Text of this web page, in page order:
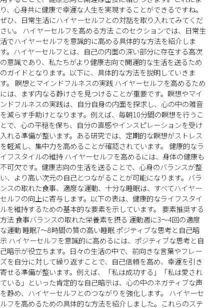
り、心身共に健康で幸運な人生を実現することができるですね。
ぜひ、日常生活にハイヤーセルフとの対話を取り入れてみてくだ
さい。 ハイヤーセルフを高める方法 このセクションでは、日常生
活でハイヤーセルフを意識的に高める具体的な方法を紹介しま
す。ハイヤーセルフとは、自己の内面の深い部分に存在する高次
の意識であり、私たちがより健康志向で開運的な生活を送るため
のガイドとなります。以下に、具体的な方法を説明していきま
す。 瞑想とマインドフルネスの実践 ハイヤーセルフを高めるため
には、まず内なる静けさを見つけることが重要です。瞑想やマイ
ンドフルネスの実践は、自分自身の内面を探求し、心の中の雑音
を減らす手助けとなります。例えば、毎朝10分間の瞑想を行うこ
とで、心の平穏を保ち、自分の直感やインスピレーションを受け
入れる準備が整います。ある研究では、定期的な瞑想がストレス
を軽減し、集中力を高めることが確認されています。 健康的なラ
イフスタイルの維持 ハイヤーセルフを高めるには、身体の健康も
不可欠です。健康志向の生活を送ることで、心身のバランスが整
い、より高い次元の自己とつながることが可能になります。バラ
ンスの取れた食事、適度な運動、十分な睡眠は、すべてハイヤー
セルフの向上に寄与します。以下の表は、健康的なライフスタイ
ルを維持するための基本的な要素を示しています。 要素推奨する
方法 食事バランスの取れた栄養素を摂る 運動週に3〜4回の適度
な運動 睡眠7〜8時間の質の高い睡眠 ポジティブな思考と自己暗
示 ハイヤーセルフを意識的に高めるには、ポジティブな思考と自
己暗示が役立ちます。日々の生活の中で、前向きな言葉やフレー
ズを自分に対して繰り返すことで、自己信頼を高め、幸運を引き
寄せる準備が整います。例えば、「私は成功する」「私は愛され
ている」といった肯定的な自己暗示は、心の中のネガティブな声
を静め、ハイヤーセルフとのつながりを強化します。 ハイヤーセ
ルフを高めるための具体的な方法を紹介しました。これらのステ